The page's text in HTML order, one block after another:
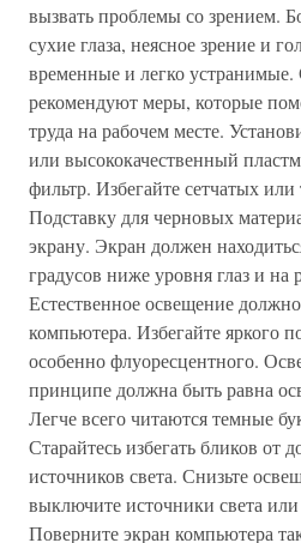
вызвать проблемы со зрением.
сухие глаза, неясное зрение и
временные и легко
рекомендуют меры, которые
труда на рабочем месте.
или высококачественный
фильтр. Избегайте сетчатых
Подставку для черновых
экрану. Экран должен
градусов ниже уровня глаз и на
Естественное освещение
компьютера. Избегайте яркого
особенно флуоресцентного.
принципе должна быть равна
Легче всего читаются темные
Старайтесь избегать бликов от
источников света. Снизьте
выключите источники света или
Поверните экран компьютера